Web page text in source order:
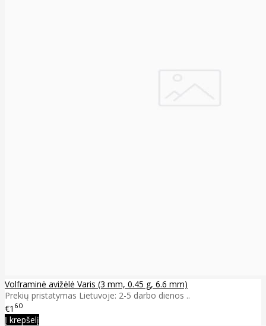
Volframinė avižėlė Varis (3 mm, 0.45 g, 6.6 mm)
Prekių pristatymas Lietuvoje: 2-5 darbo dienos ..
€1 60
Į krepšelį